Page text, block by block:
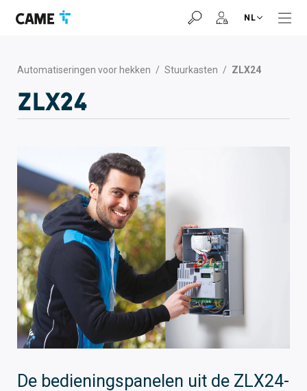
naar
naar
naar
NL
Automatiseringen voor hekken / Stuurkasten / ZLX24
ZLX24
De bedieningspanelen uit de ZLX24-